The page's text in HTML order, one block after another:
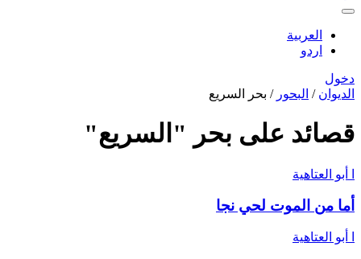
العربية
اردو
دخول
الديوان / البحور / بحر السريع
قصائد على بحر "السريع"
أبو العتاهية
أما من الموت لحي نجا
أبو العتاهية